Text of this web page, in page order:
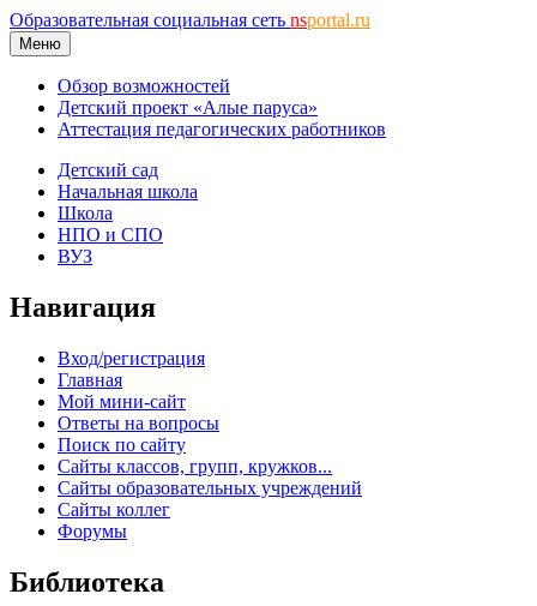
Образовательная социальная сеть nsportal.ru
Меню
Обзор возможностей
Детский проект «Алые паруса»
Аттестация педагогических работников
Детский сад
Начальная школа
Школа
НПО и СПО
ВУЗ
Навигация
Вход/регистрация
Главная
Мой мини-сайт
Ответы на вопросы
Поиск по сайту
Сайты классов, групп, кружков...
Сайты образовательных учреждений
Сайты коллег
Форумы
Библиотека